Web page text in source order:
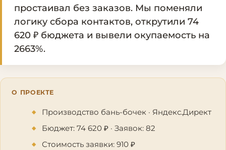
простаивал без заказов. Мы поменяли
логику сбора контактов, открутили 74
620 ₽ бюджета и вывели окупаемость на
2663%.
О ПРОЕКТЕ
Производство бань-бочек · Яндекс.Директ
Бюджет: 74 620 ₽ · Заявок: 82
Стоимость заявки: 910 ₽